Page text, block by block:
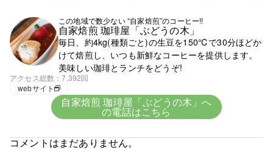
この地域で数少ない “自家焙煎”のコーヒー!!
自家焙煎 珈琲屋「ぶどうの木」
毎日、約4kg(種類ごと)の生豆を150℃で30分ほどか
けて焙煎し、いつも新鮮なコーヒーを提供します。
美味しい珈琲とランチをどうぞ!
アクセス総数
7,392回
webサイト
自家焙煎 珈琲屋「ぶどうの木」へ
の電話はこちら
コメントはまだありません。